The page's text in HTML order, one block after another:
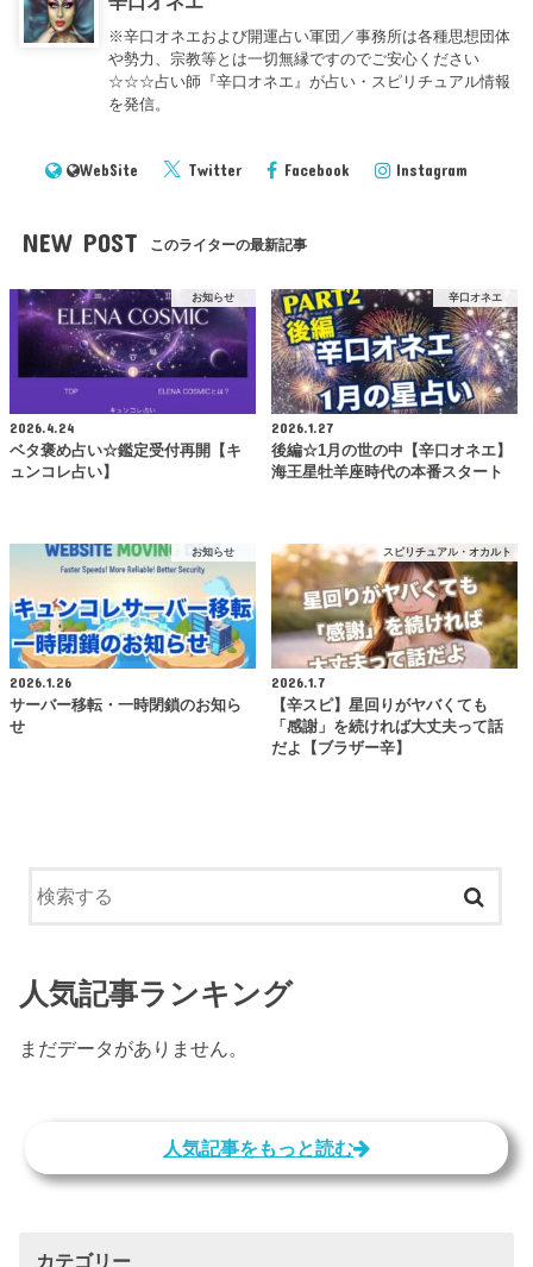
※辛口オネエおよび開運占い軍団／事務所は各種思想団体
や勢力、宗教等とは一切無縁ですのでご安心ください
☆☆☆占い師『辛口オネエ』が占い・スピリチュアル情報
を発信。
WebSite Twitter Facebook Instagram
NEW POST このライターの最新記事
お知らせ
2026.4.24
ベタ褒め占い☆鑑定受付再開【キ
ュンコレ占い】
辛口オネエ
2026.1.27
後編☆1月の世の中【辛口オネエ】
海王星牡羊座時代の本番スタート
お知らせ
2026.1.26
サーバー移転・一時閉鎖のお知ら
せ
スピリチュアル・オカルト
2026.1.7
【辛スピ】星回りがヤバくても
「感謝」を続ければ大丈夫って話
だよ【ブラザー辛】
人気記事ランキング
まだデータがありません。
人気記事をもっと読む
カテゴリー